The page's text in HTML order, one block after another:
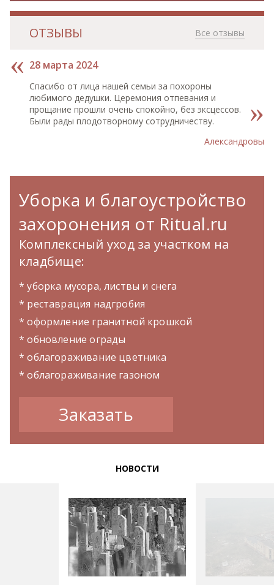
ОТЗЫВЫ Все отзывы
28 марта 2024
Спасибо от лица нашей семьи за похороны
любимого дедушки. Церемония отпевания и
прощание прошли очень спокойно, без эксцессов.
Были рады плодотворному сотрудничеству.
Александровы
Уборка и благоустройство
захоронения от Ritual.ru
Комплексный уход за участком на
кладбище:
* уборка мусора, листвы и снега
* реставрация надгробия
* оформление гранитной крошкой
* обновление ограды
* облагораживание цветника
* облагораживание газоном
Заказать
НОВОСТИ